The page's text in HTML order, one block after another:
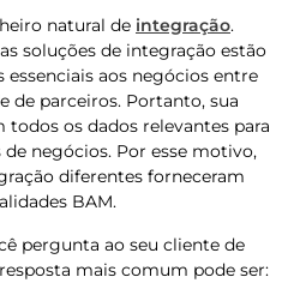
natural de integração.
soluções de integração estão
aos negócios entre
de parceiros. Portanto, sua
os dados relevantes para
negócios. Por esse motivo,
diferentes forneceram
BAM.
pergunta ao seu cliente de
mais comum pode ser: